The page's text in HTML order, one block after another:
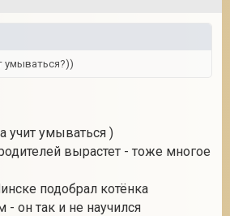
умываться?))
учит умываться )
вырастет - тоже многое
подобрал котёнка
- он так и не научился